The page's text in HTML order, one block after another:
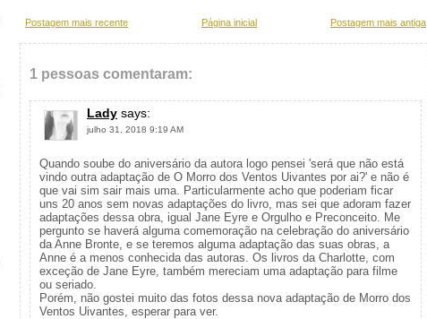
Postagem mais recente Postagem mais antiga
Página inicial
1 pessoas comentaram:
Lady says:
julho 31, 2018 9:19 AM
Quando soube do aniversário da autora logo pensei 'será que não está
vindo outra adaptação de O Morro dos Ventos Uivantes por ai?' e não é
que vai sim sair mais uma. Particularmente acho que poderiam ficar
uns 20 anos sem novas adaptações do livro, mas sei que adoram fazer
adaptações dessa obra, igual Jane Eyre e Orgulho e Preconceito. Me
pergunto se haverá alguma comemoração na celebração do aniversário
da Anne Bronte, e se teremos alguma adaptação das suas obras, a
Anne é a menos conhecida das autoras. Os livros da Charlotte, com
exceção de Jane Eyre, também mereciam uma adaptação para filme
ou seriado.
Porém, não gostei muito das fotos dessa nova adaptação de Morro dos
Ventos Uivantes, esperar para ver.